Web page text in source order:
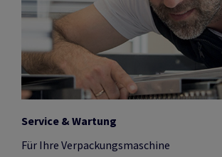
Service & Wartung
Für Ihre Verpackungsmaschine